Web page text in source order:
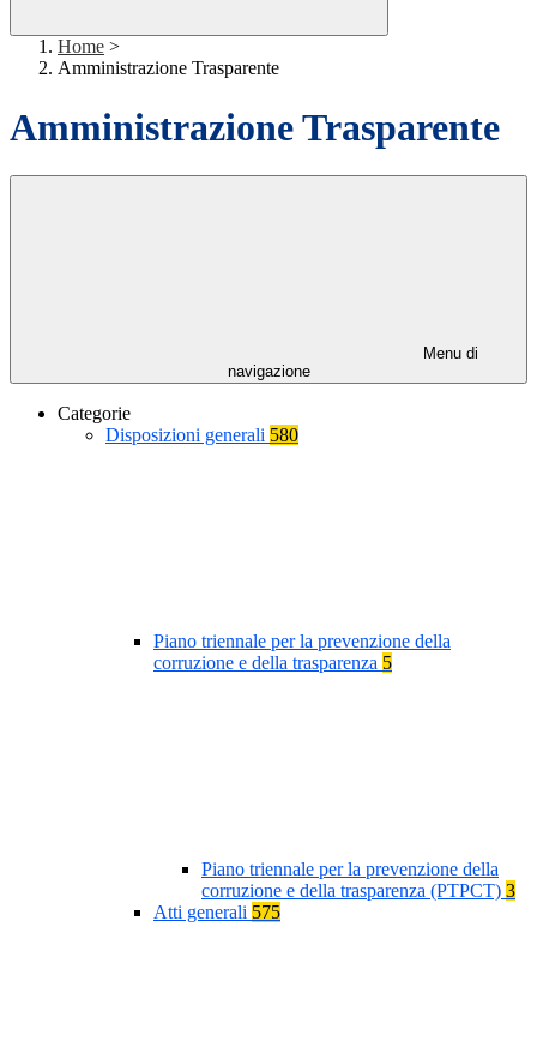
Home >
Amministrazione Trasparente
Amministrazione Trasparente
Menu di
navigazione
Categorie
Disposizioni generali 580
Piano triennale per la prevenzione della
corruzione e della trasparenza 5
Piano triennale per la prevenzione della
corruzione e della trasparenza (PTPCT) 3
Atti generali 575